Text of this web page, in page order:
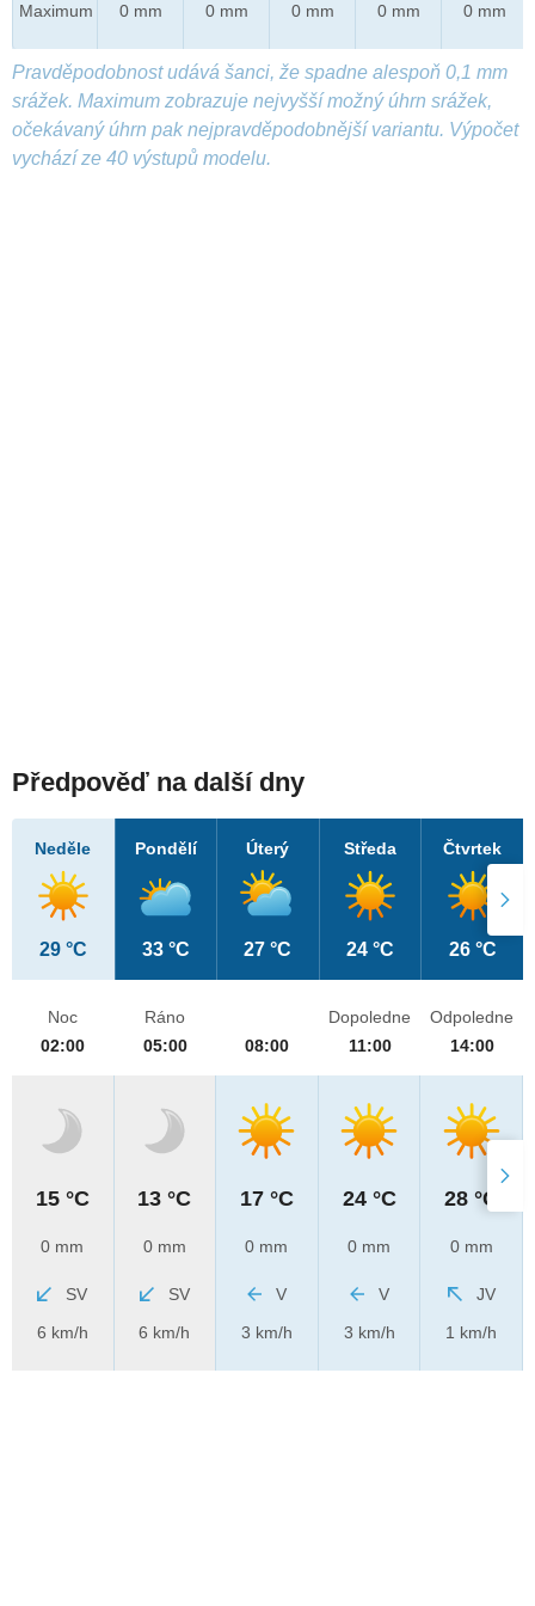
Maximum 0 mm 0 mm 0 mm 0 mm 0 mm
Pravděpodobnost udává šanci, že spadne alespoň 0,1 mm
srážek. Maximum zobrazuje nejvyšší možný úhrn srážek,
očekávaný úhrn pak nejpravděpodobnější variantu. Výpočet
vychází ze 40 výstupů modelu.
Předpověď na další dny
Neděle
29 °C
Pondělí
33 °C
Úterý
27 °C
Středa
24 °C
Čtvrtek
26 °C
Noc
02:00
15 °C
0 mm
SV
6 km/h
Ráno
05:00
13 °C
0 mm
SV
6 km/h
08:00
17 °C
0 mm
V
3 km/h
Dopoledne
11:00
24 °C
0 mm
V
3 km/h
Odpoledne
14:00
28 °C
0 mm
JV
1 km/h